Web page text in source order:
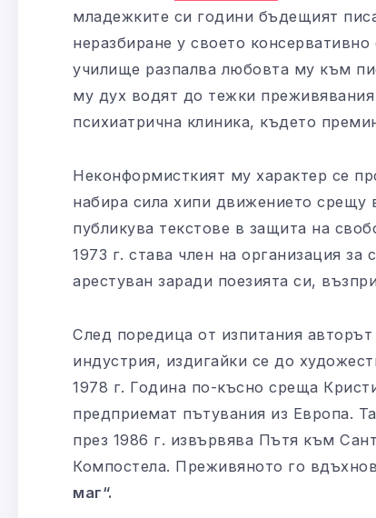
младежките си години бъдещият
неразбиране у своето
училище разпалва любовта му към
му дух водят до тежки
психиатрична клиника, където
Неконформисткият му характер се
набира сила хипи движението срещу
публикува текстове в защита на
1973 г. става член на организация
арестуван заради поезията си,
След поредица от изпитания
индустрия, издигайки се до
1978 г. Година по-късно среща
предприемат пътувания из Европа.
през 1986 г. извървява Пътя към
Компостела. Преживяното го
маг“.